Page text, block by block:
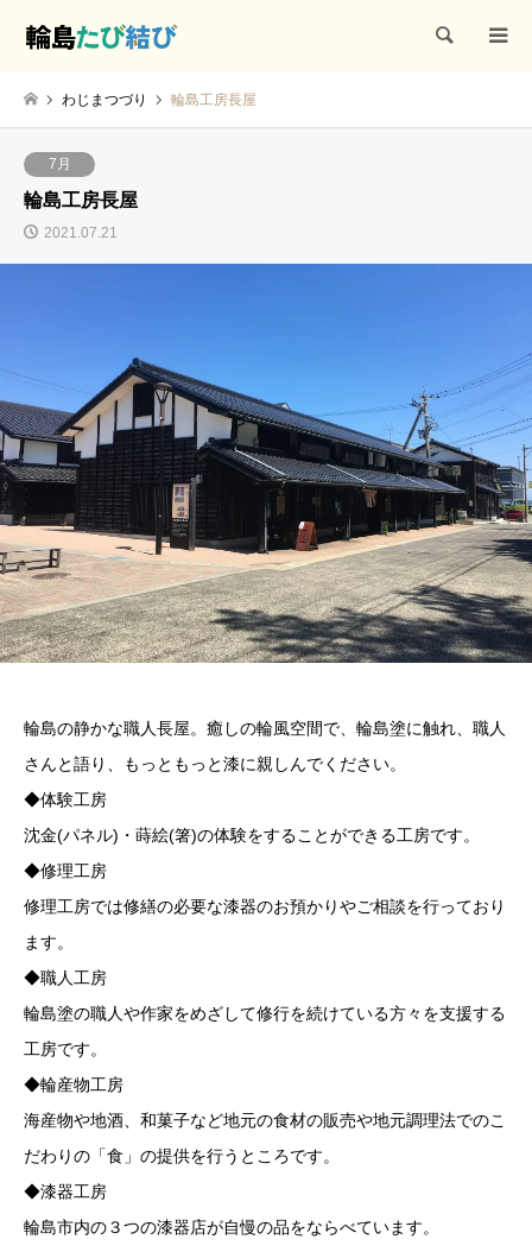
検索
わじまつづり 輪島工房長屋
7月
輪島工房長屋
2021.07.21
輪島の静かな職人長屋。癒しの輪風空間で、輪島塗に触れ、職人
さんと語り、もっともっと漆に親しんでください。
◆体験工房
沈金(パネル)・蒔絵(箸)の体験をすることができる工房です。
◆修理工房
修理工房では修繕の必要な漆器のお預かりやご相談を行っており
ます。
◆職人工房
輪島塗の職人や作家をめざして修行を続けている方々を支援する
工房です。
◆輪産物工房
海産物や地酒、和菓子など地元の食材の販売や地元調理法でのこ
だわりの「食」の提供を行うところです。
◆漆器工房
輪島市内の３つの漆器店が自慢の品をならべています。